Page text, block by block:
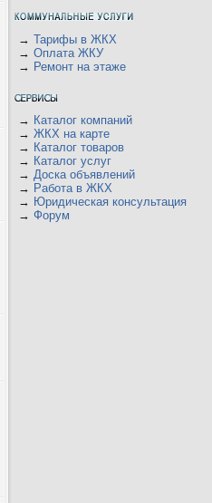
→ Тарифы в ЖКХ
→ Оплата ЖКУ
→ Ремонт на этаже
→ Каталог компаний
→ ЖКХ на карте
→ Каталог товаров
→ Каталог услуг
→ Доска объявлений
→ Работа в ЖКХ
→ Юридическая консультация
→ Форум